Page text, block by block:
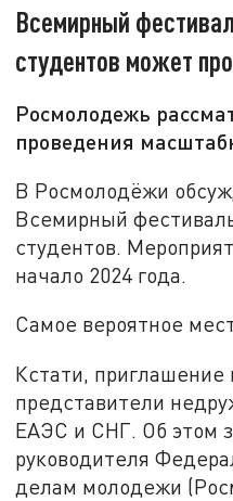
Всемирный
студентов может
Росмолодежь
проведения
В Росмолодёжи
Всемирный
студентов.
начало 2024 года.
Самое вероятное
Кстати, приглашение
представители
ЕАЭС и СНГ. Об этом
руководителя
делам молодежи